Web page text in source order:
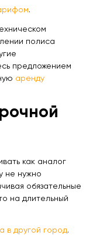
.
полиса
предложением
аренду
как аналог
не нужно
обязательные
на длительный
в другой город.